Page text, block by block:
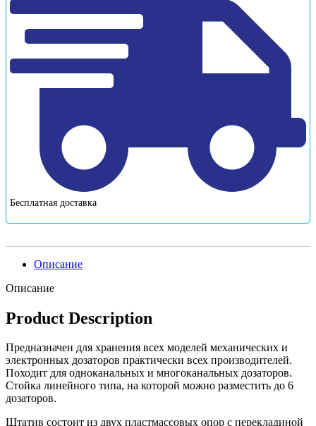
Бесплатная доставка
Описание
Описание
Product Description
Предназначен для хранения всех моделей механических и
электронных дозаторов практически всех производителей.
Походит для одноканальных и многоканальных дозаторов.
Стойка линейного типа, на которой можно разместить до 6
дозаторов.
Штатив состоит из двух пластмассовых опор с перекладиной